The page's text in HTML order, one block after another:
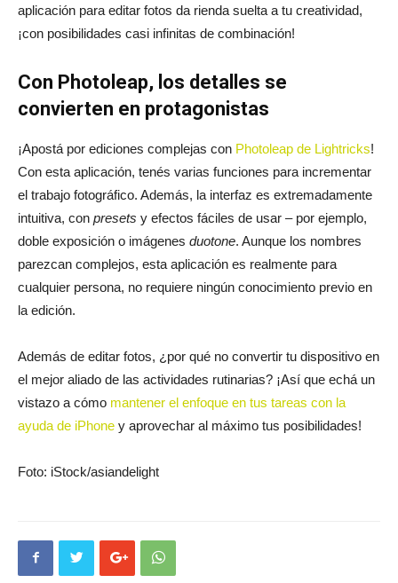
aplicación para editar fotos da rienda suelta a tu creatividad,
¡con posibilidades casi infinitas de combinación!
Con Photoleap, los detalles se
convierten en protagonistas
¡Apostá por ediciones complejas con Photoleap de Lightricks!
Con esta aplicación, tenés varias funciones para incrementar
el trabajo fotográfico. Además, la interfaz es extremadamente
intuitiva, con presets y efectos fáciles de usar – por ejemplo,
doble exposición o imágenes duotone. Aunque los nombres
parezcan complejos, esta aplicación es realmente para
cualquier persona, no requiere ningún conocimiento previo en
la edición.
Además de editar fotos, ¿por qué no convertir tu dispositivo en
el mejor aliado de las actividades rutinarias? ¡Así que echá un
vistazo a cómo mantener el enfoque en tus tareas con la
ayuda de iPhone y aprovechar al máximo tus posibilidades!
Foto: iStock/asiandelight